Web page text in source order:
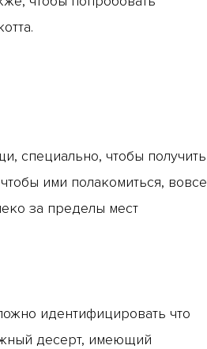
специально, чтобы получить
ими полакомиться, вовсе
за пределы мест
идентифицировать что
десерт, имеющий